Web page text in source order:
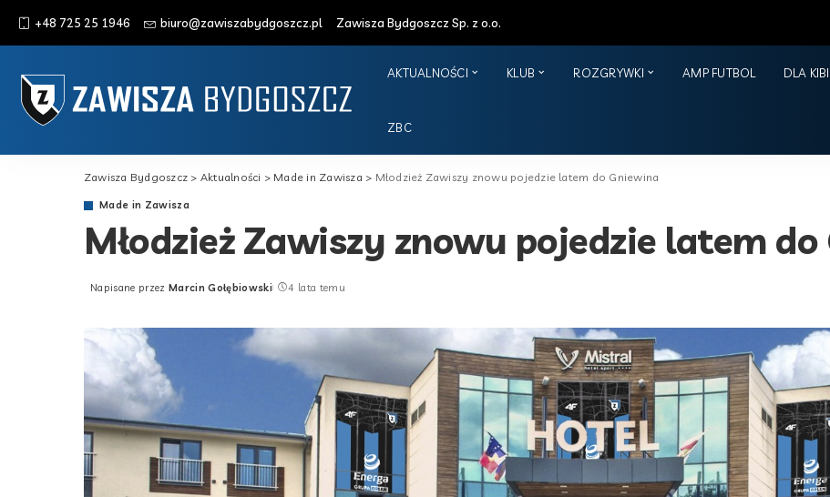
+48 725 25 1946 biuro@zawiszabydgoszcz.pl Zawisza Bydgoszcz Sp. z o.o.
AKTUALNOŚCI KLUB ROZGRYWKI AMP FUTBOL DLA
ZBC
Zawisza Bydgoszcz > Aktualności > Made in Zawisza > Młodzież Zawiszy znowu pojedzie latem do Gniewina
Made in Zawisza
Młodzież Zawiszy znowu pojedzie latem
Posted
Napisane przez Marcin Gołębiowski 4 lata temu